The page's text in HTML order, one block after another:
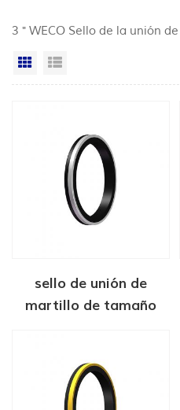
3 " WECO Sello de la unión
Vista en cuadrícula
sello de unión de
martillo de tamaño